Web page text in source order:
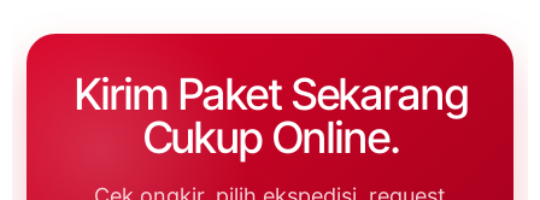
Kirim Paket Sekarang
Cukup Online.